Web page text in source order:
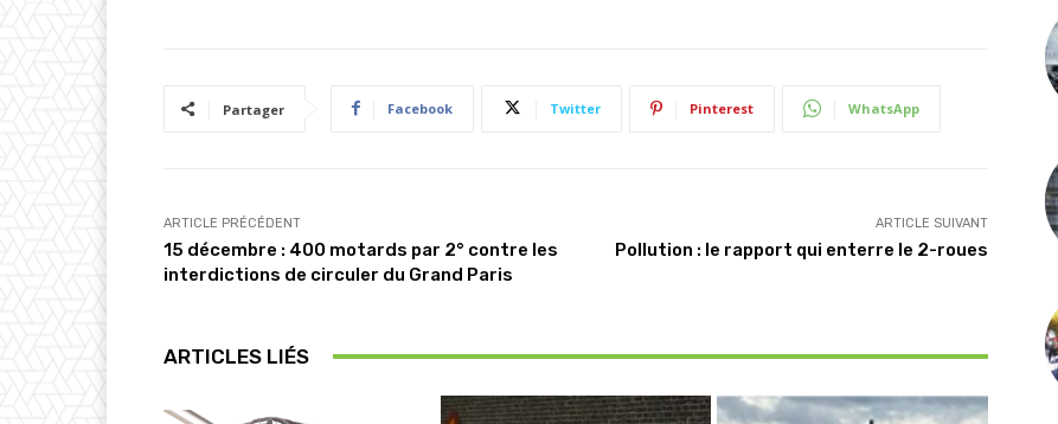
Partager Facebook Twitter Pinterest WhatsApp
ARTICLE PRÉCÉDENT
15 décembre : 400 motards par 2° contre les
interdictions de circuler du Grand Paris
ARTICLE SUIVANT
Pollution : le rapport qui enterre le 2-roues
ARTICLES LIÉS